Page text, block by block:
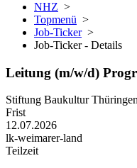
NHZ >
Topmenü >
Job-Ticker>
Job-Ticker - Details
Leitung (m/w/d)
Stiftung Baukultur
Frist
12.07.2026
lk-weimarer-land
Teilzeit